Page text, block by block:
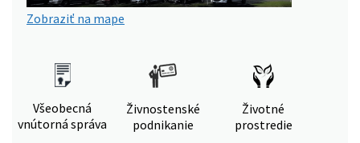
Zobraziť na mape
Všeobecná
vnútorná správa
Živnostenské
podnikanie
Životné
prostredie